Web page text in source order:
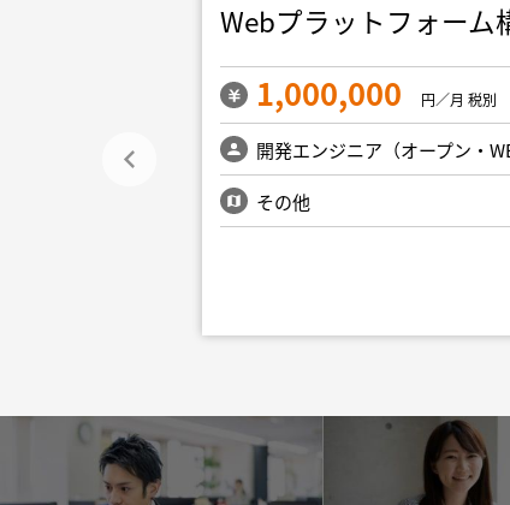
プン・WEB系）
Webプラットフォーム
1,000,000 円／月 税別
開発エンジニア（オープン・
その他